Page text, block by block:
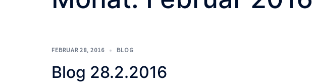
FEBRUAR 28, 2016 BLOG
Blog 28.2.2016